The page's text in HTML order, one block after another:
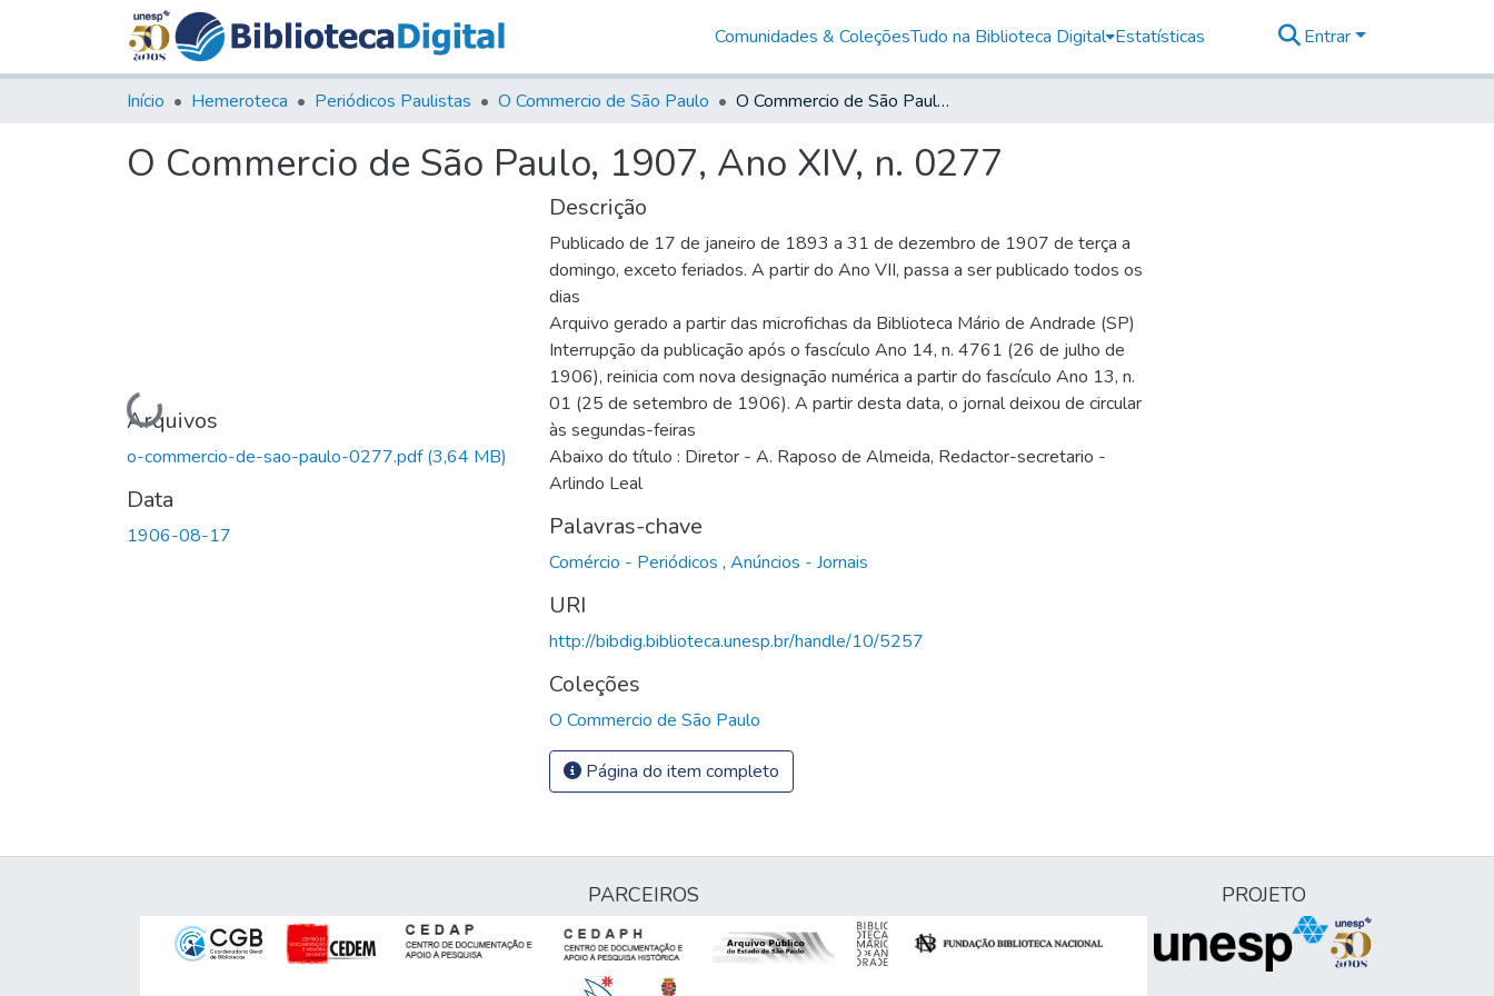
Comunidades & ColeçõesTudo na Biblioteca Digital Estatísticas Entrar
Início Hemeroteca Periódicos Paulistas O Commercio de São Paulo O Commercio de São Paulo, 1907, Ano XIV, n. 0277
O Commercio de São Paulo, 1907, Ano XIV, n. 0277
Carregando...
Arquivos
o-commercio-de-sao-paulo-0277.pdf(3,64 MB)
Data
1906-08-17
Descrição
Publicado de 17 de janeiro de 1893 a 31 de dezembro de 1907 de terça a
domingo, exceto feriados. A partir do Ano VII, passa a ser publicado todos os
dias
Arquivo gerado a partir das microfichas da Biblioteca Mário de Andrade (SP)
Interrupção da publicação após o fascículo Ano 14, n. 4761 (26 de julho de
1906), reinicia com nova designação numérica a partir do fascículo Ano 13, n.
01 (25 de setembro de 1906). A partir desta data, o jornal deixou de circular
às segundas-feiras
Abaixo do título : Diretor - A. Raposo de Almeida, Redactor-secretario -
Arlindo Leal
Palavras-chave
Comércio - Periódicos , Anúncios - Jornais
URI
http://bibdig.biblioteca.unesp.br/handle/10/5257
Coleções
O Commercio de São Paulo
Página do item completo
PARCEIROS PROJETO